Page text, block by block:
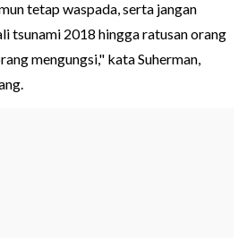
tetap waspada, serta jangan
tsunami 2018 hingga ratusan orang
mengungsi," kata Suherman,